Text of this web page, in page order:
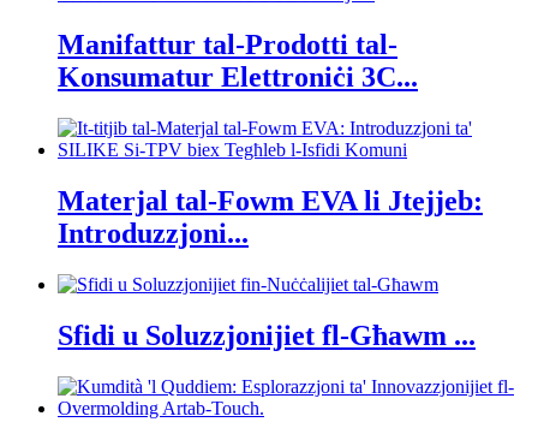
Manifattur tal-Prodotti tal-
Konsumatur Elettroniċi 3C...
Materjal tal-Fowm EVA li Jtejjeb:
Introduzzjoni...
Sfidi u Soluzzjonijiet fl-Għawm ...